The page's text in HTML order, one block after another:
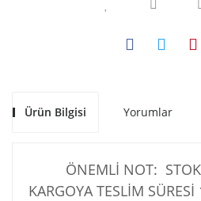
Ürün Bilgisi Yorumlar
ÖNEMLİ NOT:
KARGOYA TESLİM